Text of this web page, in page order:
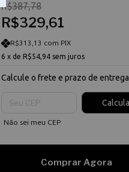
R$329,61
R$387,78
R$313,13 com PIX
6 x de R$54,94 sem juros
Calcule o frete e prazo de entrega
Não sei meu CEP